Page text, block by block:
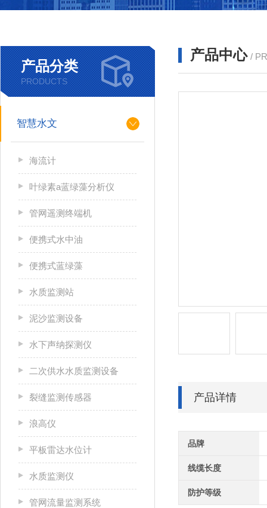
产品分类
PRODUCTS
智慧水文
海流计
叶绿素a蓝绿藻分析仪
管网遥测终端机
便携式水中油
便携式蓝绿藻
水质监测站
泥沙监测设备
水下声纳探测仪
二次供水水质监测设备
裂缝监测传感器
浪高仪
平板雷达水位计
水质监测仪
管网流量监测系统
产品中心 /
产品详情
品牌
线缆长度
防护等级